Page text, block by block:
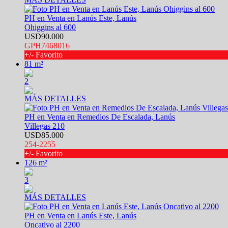
PH en Venta en Lanús Este, Lanús
Ohiggins al 600
USD90.000
GPH7468016
+/- Favorito
81 m²
2
MÁS DETALLES
PH en Venta en Remedios De Escalada, Lanús
Villegas 210
USD85.000
254-2255
+/- Favorito
126 m²
3
MÁS DETALLES
PH en Venta en Lanús Este, Lanús
Oncativo al 2200